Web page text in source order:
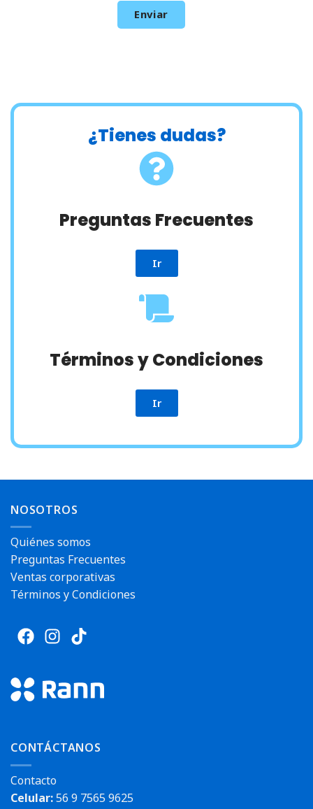
Enviar
¿Tienes dudas?
Preguntas Frecuentes
Ir
Términos y Condiciones
Ir
NOSOTROS
Quiénes somos
Preguntas Frecuentes
Ventas corporativas
Términos y Condiciones
CONTÁCTANOS
Contacto
Celular:56 9 7565 9625